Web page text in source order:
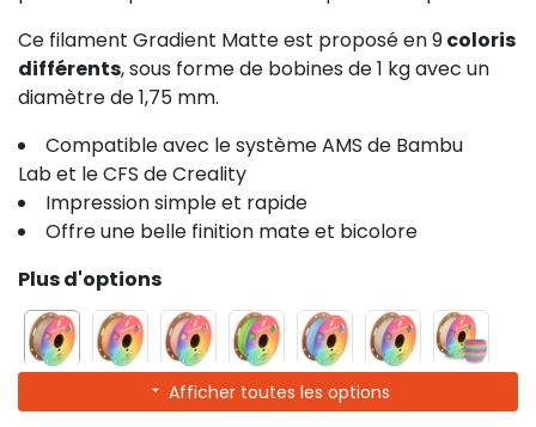
Ce filament Gradient Matte est proposé en 9coloris
différents, sous forme de bobines de 1 kg avec un
diamètre de 1,75 mm.
Compatible avec le système AMS de Bambu
Lab et le CFS de Creality
Impression simple et rapide
Offre une belle finition mate et bicolore
Plus d'options
Afficher toutes les options